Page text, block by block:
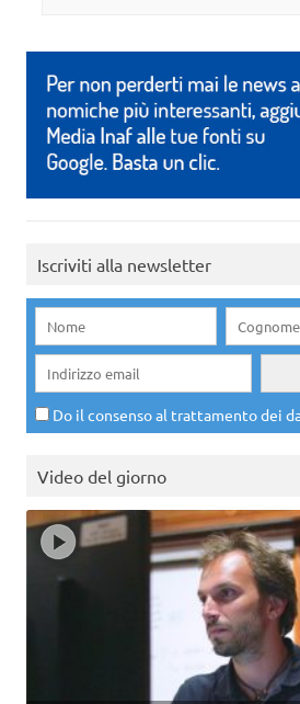
Iscriviti alla newsletter
Do il consenso al trattamento dei
Video del giorno